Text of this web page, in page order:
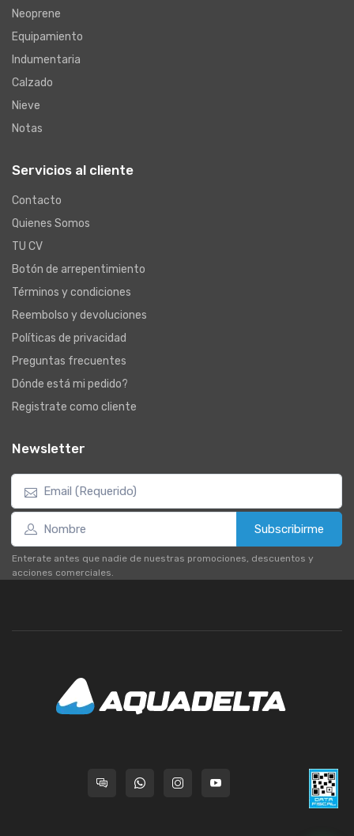
Neoprene
Equipamiento
Indumentaria
Calzado
Nieve
Notas
Servicios al cliente
Contacto
Quienes Somos
TU CV
Botón de arrepentimiento
Términos y condiciones
Reembolso y devoluciones
Políticas de privacidad
Preguntas frecuentes
Dónde está mi pedido?
Registrate como cliente
Newsletter
Subscribirme
Enterate antes que nadie de nuestras promociones, descuentos y
acciones comerciales.